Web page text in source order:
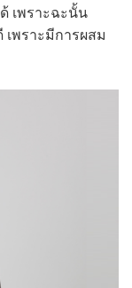
เพราะฉะนั้น
พราะมีการผสม